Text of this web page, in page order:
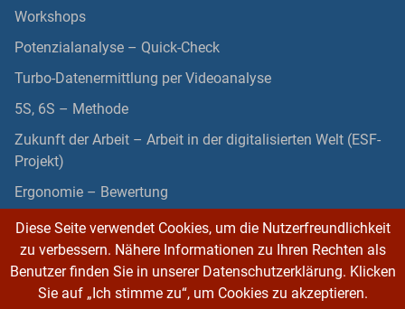
Workshops
Potenzialanalyse – Quick-Check
Turbo-Datenermittlung per Videoanalyse
5S, 6S – Methode
Zukunft der Arbeit – Arbeit in der digitalisierten Welt (ESF-
Projekt)
Ergonomie – Bewertung
Diese Seite verwendet Cookies, um die Nutzerfreundlichkeit
zu verbessern. Nähere Informationen zu Ihren Rechten als
Benutzer finden Sie in unserer Datenschutzerklärung. Klicken
Sie auf „Ich stimme zu“, um Cookies zu akzeptieren.